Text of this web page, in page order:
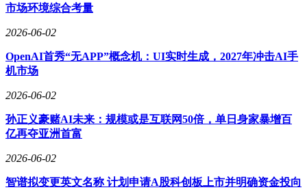
市场环境综合考量
2026-06-02
OpenAI首秀“无APP”概念机：UI实时生成，2027年冲击AI手
机市场
2026-06-02
孙正义豪赌AI未来：规模或是互联网50倍，单日身家暴增百
亿再夺亚洲首富
2026-06-02
智谱拟变更英文名称 计划申请A股科创板上市并明确资金投向